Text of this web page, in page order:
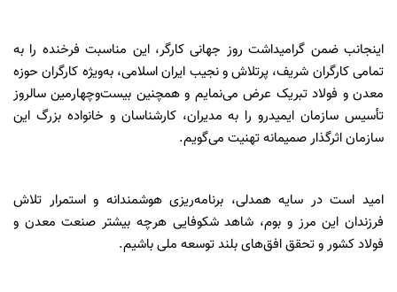
اینجانب ضمن گرامیداشت روز جهانی کارگر، این مناسبت فرخنده را به
تمامی کارگران شریف، پرتلاش و نجیب ایران اسلامی، به‌ویژه کارگران حوزه
معدن و فولاد تبریک عرض می‌نمایم و همچنین بیست‌وچهارمین سالروز
تأسیس سازمان ایمیدرو را به مدیران، کارشناسان و خانواده بزرگ این
سازمان اثرگذار صمیمانه تهنیت می‌گویم.
امید است در سایه همدلی، برنامه‌ریزی هوشمندانه و استمرار تلاش
فرزندان این مرز و بوم، شاهد شکوفایی هرچه بیشتر صنعت معدن و
فولاد کشور و تحقق افق‌های بلند توسعه ملی باشیم.